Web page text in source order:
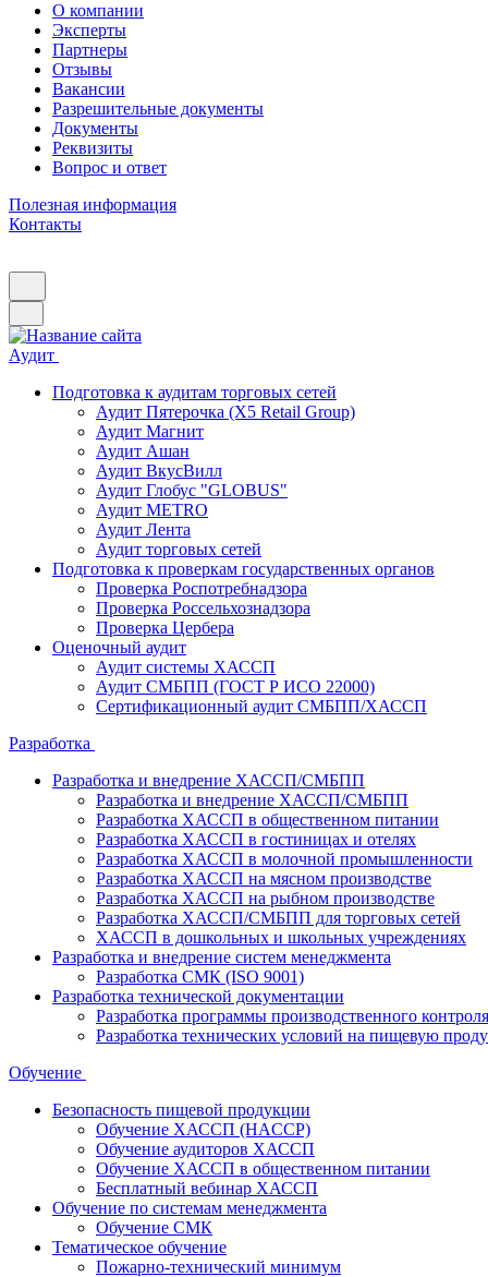
О компании
Эксперты
Партнеры
Отзывы
Вакансии
Разрешительные документы
Документы
Реквизиты
Вопрос и ответ
Полезная информация
Контакты
Аудит
Подготовка к аудитам торговых сетей
Аудит Пятерочка (X5 Retail Group)
Аудит Магнит
Аудит Ашан
Аудит ВкусВилл
Аудит Глобус "GLOBUS"
Аудит METRO
Аудит Лента
Аудит торговых сетей
Подготовка к проверкам государственных органов
Проверка Роспотребнадзора
Проверка Россельхознадзора
Проверка Цербера
Оценочный аудит
Аудит системы ХАССП
Аудит СМБПП (ГОСТ Р ИСО 22000)
Сертификационный аудит СМБПП/ХАССП
Разработка
Разработка и внедрение ХАССП/СМБПП
Разработка и внедрение ХАССП/СМБПП
Разработка ХАССП в общественном питании
Разработка ХАССП в гостиницах и отелях
Разработка ХАССП в молочной промышленности
Разработка ХАССП на мясном производстве
Разработка ХАССП на рыбном производстве
Разработка ХАССП/СМБПП для торговых сетей
ХАССП в дошкольных и школьных учреждениях
Разработка и внедрение систем менеджмента
Разработка СМК (ISO 9001)
Разработка технической документации
Разработка программы производственного
Разработка технических условий на пищевую
Обучение
Безопасность пищевой продукции
Обучение ХАССП (HACCP)
Обучение аудиторов ХАССП
Обучение ХАССП в общественном питании
Бесплатный вебинар ХАССП
Обучение по системам менеджмента
Обучение СМК
Тематическое обучение
Пожарно-технический минимум